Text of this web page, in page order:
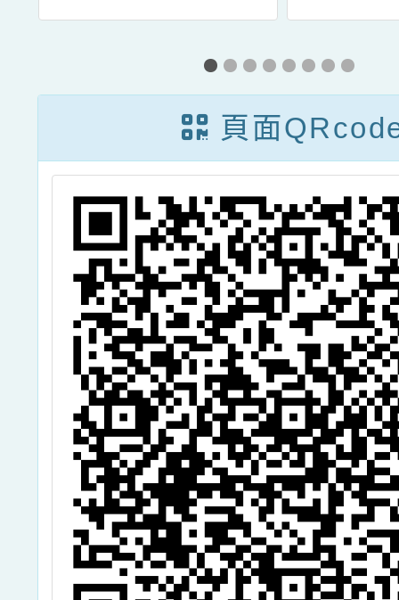
員眷福利資訊-
遠傳電信【12月
優惠方案】
務人
115年
初等
區監
表及
考試
聘要
頁面